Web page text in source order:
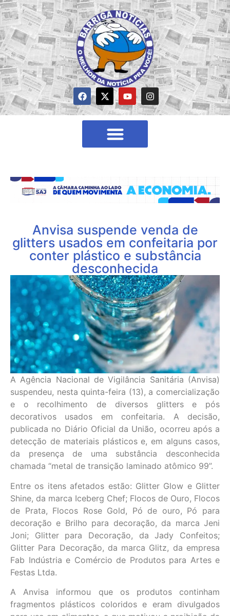
Anvisa suspende venda de
glitters usados em confeitaria por
conter plástico e substância
desconhecida
A Agência Nacional de Vigilância Sanitária (Anvisa)
suspendeu, nesta quinta-feira (13), a comercialização
e o recolhimento de diversos glitters e pós
decorativos usados em confeitaria. A decisão,
publicada no Diário Oficial da União, ocorreu após a
detecção de materiais plásticos e, em alguns casos,
da presença de uma substância desconhecida
chamada “metal de transição laminado atômico 99”.
Entre os itens afetados estão: Glitter Glow e Glitter
Shine, da marca Iceberg Chef; Flocos de Ouro, Flocos
de Prata, Flocos Rose Gold, Pó de ouro, Pó para
decoração e Brilho para decoração, da marca Jeni
Joni; Glitter para Decoração, da Jady Confeitos;
Glitter Para Decoração, da marca Glitz, da empresa
Fab Indústria e Comércio de Produtos para Artes e
Festas Ltda.
A Anvisa informou que os produtos continham
fragmentos plásticos coloridos e eram divulgados